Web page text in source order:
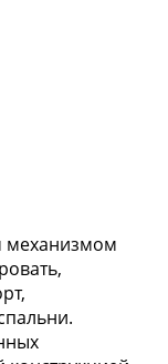
механизмом